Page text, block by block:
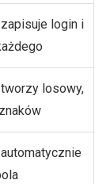
login i
losowy,